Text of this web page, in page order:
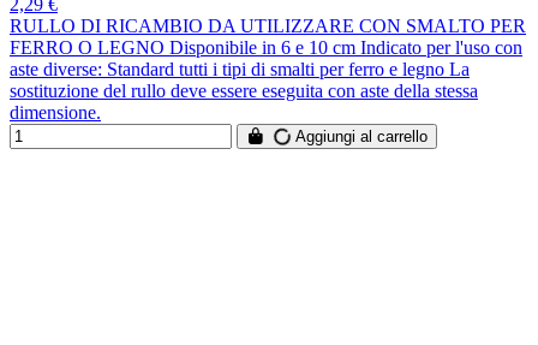
RULLO DI RICAMBIO DA UTILIZZARE CON SMALTO PER
FERRO O LEGNO Disponibile in 6 e 10 cm Indicato per l'uso con
aste diverse: Standard tutti i tipi di smalti per ferro e legno La
sostituzione del rullo deve essere eseguita con aste della stessa
dimensione.
Aggiungi al carrello